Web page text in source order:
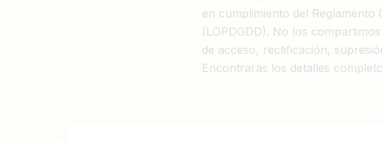
en cumplimiento del Reglamento
(LOPDGDD). No los
de acceso, rectificación,
Encontrarás los detalles